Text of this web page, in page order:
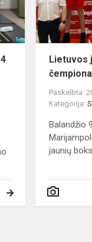
kuri
pateko
į
Lietuvos
Paskelbta:
Kategorija:
Balandžio
jaunių